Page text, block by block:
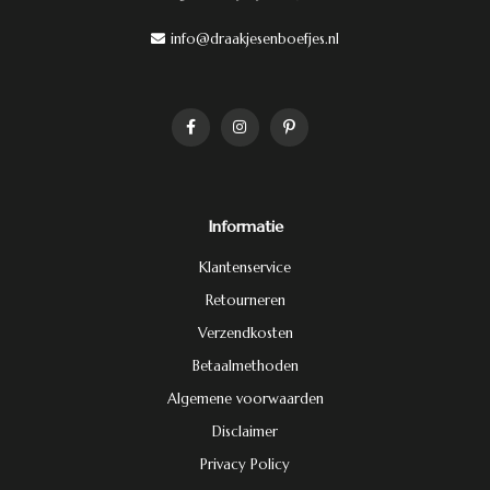
info@draakjesenboefjes.nl
Informatie
Klantenservice
Retourneren
Verzendkosten
Betaalmethoden
Algemene voorwaarden
Disclaimer
Privacy Policy